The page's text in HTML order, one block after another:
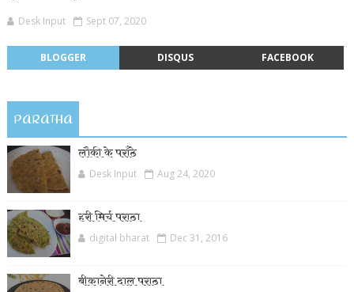
Desk Input Sept 07, 2020
BLOGGER DISQUS FACEBOOK
PARATHA
लौकी के पराँठे
Desk Input Aug 24, 2020
हरी मिर्च पराठा
digital bharat Dec 31, 2016
बीकानेरी दाल पराठा